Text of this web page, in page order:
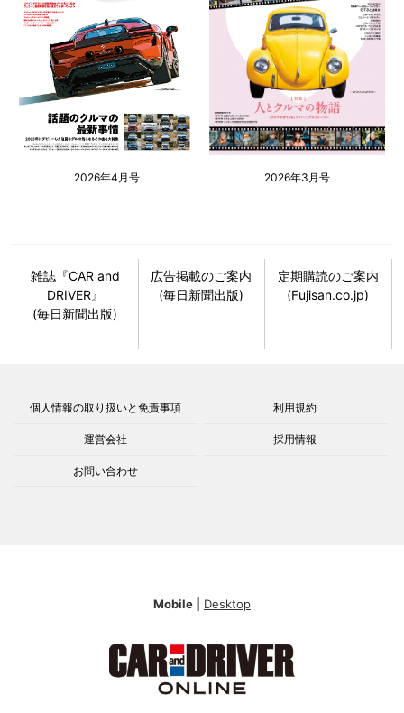
2026年4月号 2026年3月号
雑誌『CAR and
DRIVER』
(毎日新聞出版)
広告掲載のご案内
(毎日新聞出版)
定期購読のご案内
(Fujisan.co.jp)
個人情報の取り扱いと免責事項 利用規約
運営会社 採用情報
お問い合わせ
Mobile Desktop